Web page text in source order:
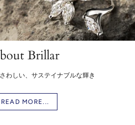
Brillar
わしい、サステイナブルな輝き
READ MORE...